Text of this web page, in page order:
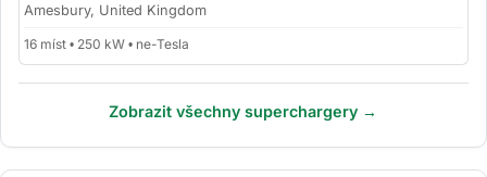
Amesbury, United Kingdom
16 míst • 250 kW • ne-Tesla
Zobrazit všechny superchargery →